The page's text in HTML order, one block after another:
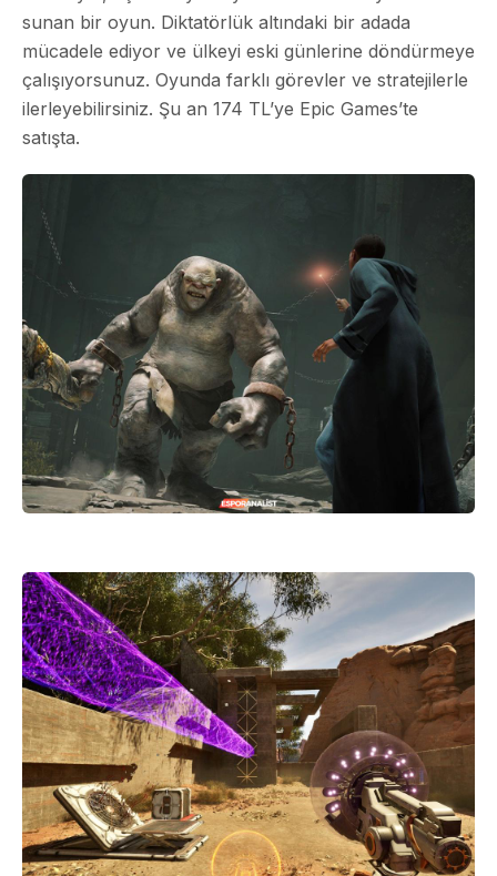
sunan bir oyun. Diktatörlük altındaki bir adada
mücadele ediyor ve ülkeyi eski günlerine döndürmeye
çalışıyorsunuz. Oyunda farklı görevler ve stratejilerle
ilerleyebilirsiniz. Şu an 174 TL’ye Epic Games’te
satışta.